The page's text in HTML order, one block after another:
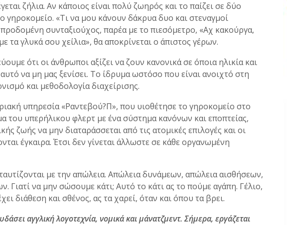
ζήλια. Αν κάποιος είναι πολύ ζωηρός και το παίζει σε δύο
γηροκομείο. «Τι να μου κάνουν δάκρυα δυο και στεναγμοί
συνταξιούχος, παρέα με το πιεσόμετρο, «Αχ κακούργα,
τα γλυκά σου χείλια», θα αποκρίνεται ο άπιστος γέρων.
ότι οι άνθρωποι αξίζει να ζουν κανονικά σε όποια ηλικία και
να μη μας ξενίσει. Το ίδρυμα ωστόσο που είναι ανοιχτό στη
και μεθοδολογία διαχείρισης.
υπηρεσία «Ραντεβού?Π», που υιοθέτησε το γηροκομείο στο
του υπερήλικου φλερτ με ένα σύστημα κανόνων και εποπτείας,
ζωής να μην διαταράσσεται από τις ατομικές επιλογές και οι
έγκαιρα. Έτσι δεν γίνεται άλλωστε σε κάθε οργανωμένη
ταυτίζονται με την απώλεια. Απώλεια δυνάμεων, απώλεια αισθήσεων,
Γιατί να μην σώσουμε κάτι; Αυτό το κάτι ας το πούμε αγάπη. Γέλιο,
διάθεση και σθένος, ας τα χαρεί, όταν και όπου τα βρει.
αγγλική λογοτεχνία, νομικά και μάνατζμεντ. Σήμερα, εργάζεται